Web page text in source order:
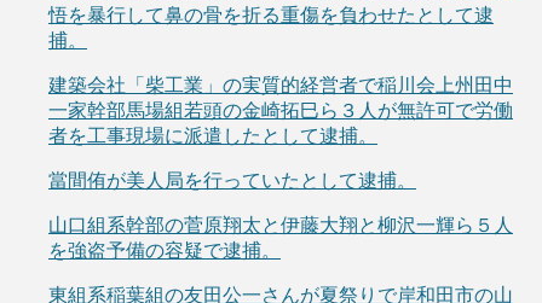
悟を暴行して鼻の骨を折る重傷を負わせたとして逮
捕。
建築会社「柴工業」の実質的経営者で稲川会上州田中
一家幹部馬場組若頭の金崎拓巳ら３人が無許可で労働
者を工事現場に派遣したとして逮捕。
當間侑が美人局を行っていたとして逮捕。
山口組系幹部の菅原翔太と伊藤大翔と柳沢一輝ら５人
を強盗予備の容疑で逮捕。
東組系稲葉組の友田公一さんが夏祭りで岸和田市の山